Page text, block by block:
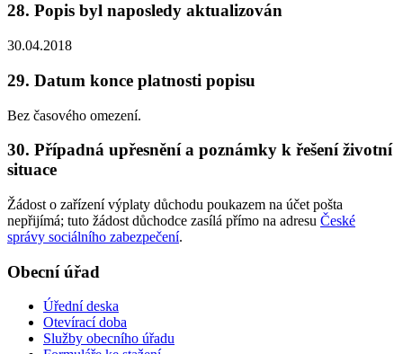
28. Popis byl naposledy aktualizován
30.04.2018
29. Datum konce platnosti popisu
Bez časového omezení.
30. Případná upřesnění a poznámky k řešení životní
situace
Žádost o zařízení výplaty důchodu poukazem na účet pošta
nepřijímá; tuto žádost důchodce zasílá přímo na adresu České
správy sociálního zabezpečení.
Obecní úřad
Úřední deska
Otevírací doba
Služby obecního úřadu